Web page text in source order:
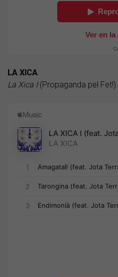
LA XICA
La Xica I(Propaganda pel Fet!)